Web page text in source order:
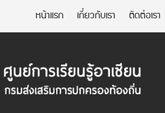
หน้าแรก เกี่ยวกับเรา ติดต่อเรา